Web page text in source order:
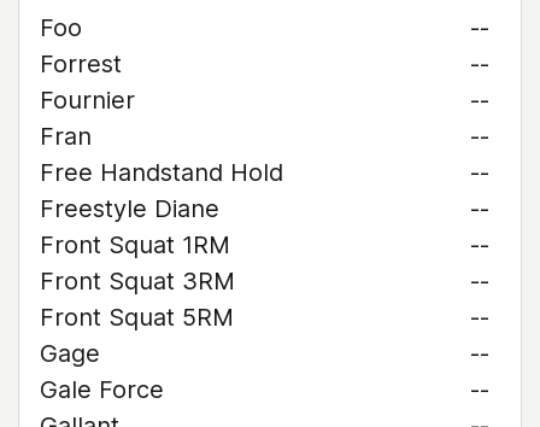
Foo
--
Forrest
--
Fournier
--
Fran
--
Free Handstand Hold
--
Freestyle Diane
--
Front Squat 1RM
--
Front Squat 3RM
--
Front Squat 5RM
--
Gage
--
Gale Force
--